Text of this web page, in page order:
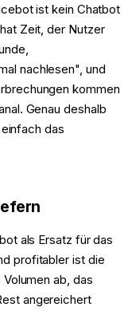
ist kein Chatbot
Zeit, der Nutzer
nachlesen", und
kommen
Genau deshalb
das
als Ersatz für das
profitabler ist die
ab, das
angereichert